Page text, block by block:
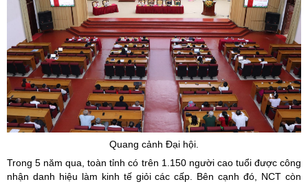
Quang cảnh Đại hội.
Trong 5 năm qua, toàn tỉnh có trên 1.150 người cao tuổi được công
nhận danh hiệu làm kinh tế giỏi các cấp. Bên cạnh đó, NCT còn